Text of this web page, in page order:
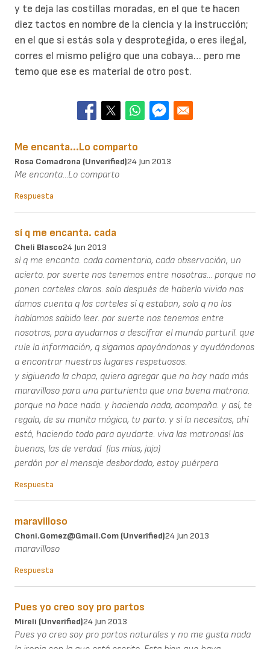
y te deja las costillas moradas, en el que te hacen
diez tactos en nombre de la ciencia y la instrucción;
en el que si estás sola y desprotegida, o eres ilegal,
corres el mismo peligro que una cobaya… pero me
temo que ese es material de otro post.
Me encanta...Lo comparto
Rosa Comadrona (unverified)24 Jun 2013
Me encanta...Lo comparto
Respuesta
sí q me encanta. cada
Cheli Blasco24 Jun 2013
sí q me encanta. cada comentario, cada observación, un
acierto. por suerte nos tenemos entre nosotras... porque no
ponen carteles claros. solo después de haberlo vivido nos
damos cuenta q los carteles sí q estaban, solo q no los
habíamos sabido leer. por suerte nos tenemos entre
nosotras, para ayudarnos a descifrar el mundo parturil. que
rule la información, q sigamos apoyándonos y ayudándonos
a encontrar nuestros lugares respetuosos.
y sigiuendo la chapa, quiero agregar que no hay nada más
maravilloso para una parturienta que una buena matrona.
porque no hace nada. y haciendo nada, acompaña. y así, te
regala, de su manita mágica, tu parto. y si la necesitas, ahí
está, haciendo todo para ayudarte. viva las matronas! las
buenas, las de verdad (las mías, jaja)
perdón por el mensaje desbordado, estoy puérpera
Respuesta
maravilloso
Choni.gomez@gmail.com (unverified)24 Jun 2013
maravilloso
Respuesta
Pues yo creo soy pro partos
Mireli (unverified)24 Jun 2013
Pues yo creo soy pro partos naturales y no me gusta nada